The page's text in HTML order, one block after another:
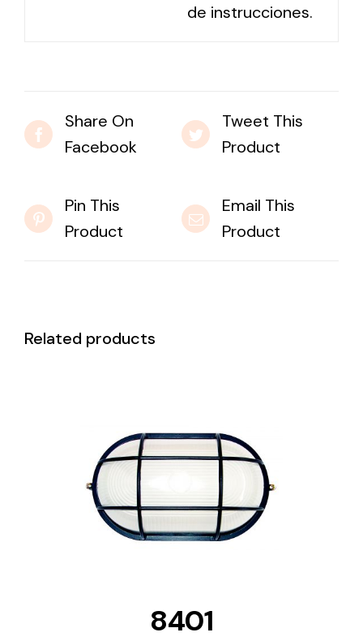
de instrucciones.
Share On
Facebook
Tweet This
Product
Pin This
Product
Email This
Product
Related products
8401